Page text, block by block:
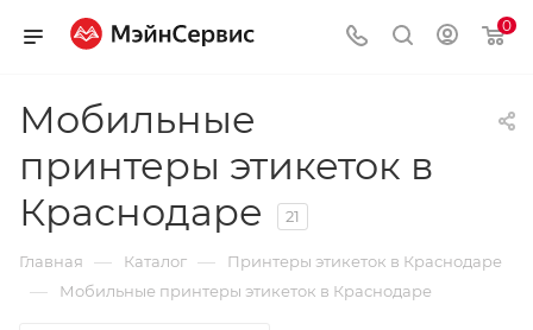
0
Мобильные
принтеры этикеток в
Краснодаре
21
Главная — Каталог — Принтеры этикеток в Краснодаре
— Мобильные принтеры этикеток в Краснодаре